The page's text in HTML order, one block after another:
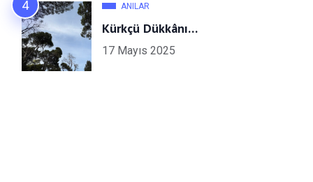
ANILAR
Kürkçü Dükkânı…
17 Mayıs 2025